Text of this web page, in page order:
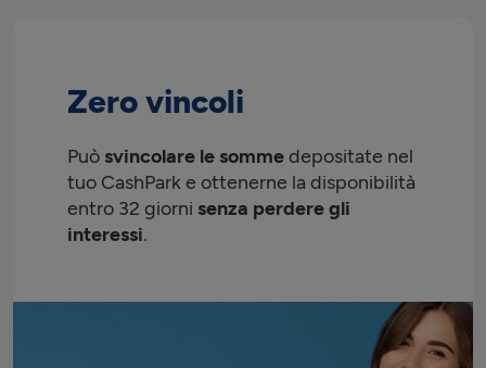
Zero vincoli
Può svincolare le sommedepositate nel
tuo CashPark e ottenerne la disponibilità
entro 32 giorni senza perdere gli
interessi.